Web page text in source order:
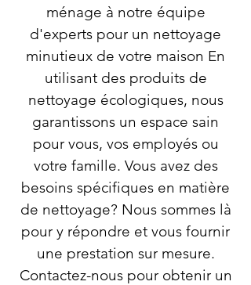
ménage à notre équipe
d'experts pour un nettoyage
minutieux de votre maison En
utilisant des produits de
nettoyage écologiques, nous
garantissons un espace sain
pour vous, vos employés ou
votre famille. Vous avez des
besoins spécifiques en matière
de nettoyage? Nous sommes là
pour y répondre et vous fournir
une prestation sur mesure.
Contactez-nous pour obtenir un